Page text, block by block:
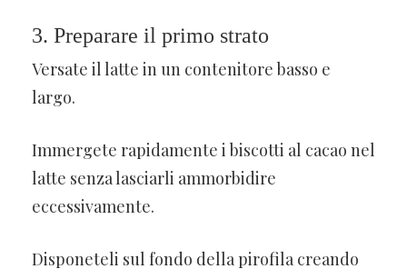
3. Preparare il primo strato
Versate il latte in un contenitore basso e
largo.
Immergete rapidamente i biscotti al cacao nel
latte senza lasciarli ammorbidire
eccessivamente.
Disponeteli sul fondo della pirofila creando